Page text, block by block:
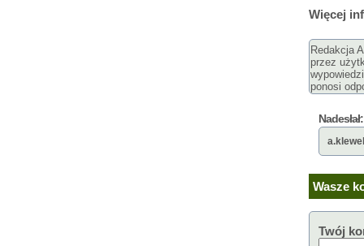
Więcej
Redakcja
przez
ponosi
Nadesłał:
Wasze
Twój